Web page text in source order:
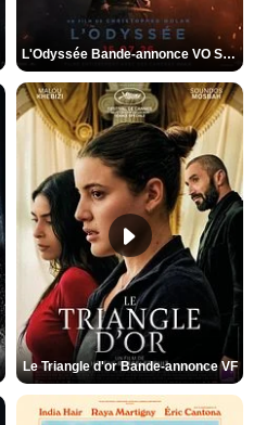
L'Odyssée Bande-annonce VO STFR
Le Triangle d'or Bande-annonce VF